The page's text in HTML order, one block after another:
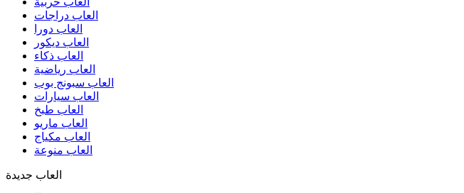
العاب دراجات
العاب دورا
العاب ديكور
العاب ذكاء
العاب رياضية
العاب سبونج بوب
العاب سيارات
العاب طبخ
العاب ماريو
العاب مكياج
العاب منوعة
العاب جديدة